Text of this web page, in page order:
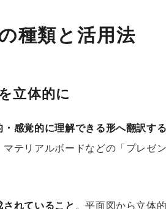
種類と活用法
立体的に
・感覚的に理解できる形へ翻訳す
テリアルボードなどの「プレゼ
れていること。平面図から立体